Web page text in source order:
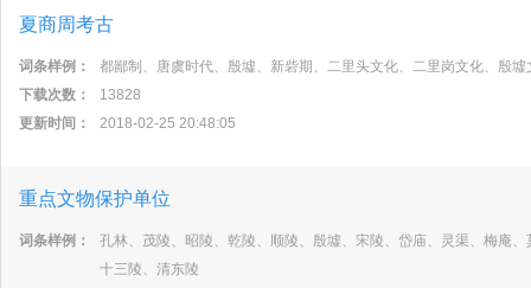
夏商周考古
词条样例：
都鄙制、唐虞时代、殷墟、新砦期、二里头文化、二里岗文化、殷
下载次数：
13828
更新时间：
2018-02-25 20:48:05
重点文物保护单位
词条样例：
孔林、茂陵、昭陵、乾陵、顺陵、殷墟、宋陵、岱庙、灵渠、梅庵
十三陵、清东陵